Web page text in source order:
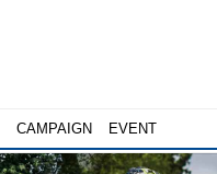
CAMPAIGN EVENT